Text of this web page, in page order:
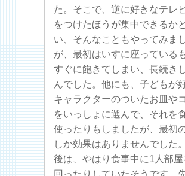
た。そこで、逆に好きなテレ
をつけたほうが集中できるか
い、そんなこともやってみま
が、最初はいすに座っている
すぐに飽きてしまい、長続き
んでした。他にも、子どもが
キャラクターのついたお皿や
をいっしょに選んで、それを
使ったりもしましたが、最初
しか効果はありませんでした
後は、やはり食事中に1人部屋
回ったりしていたそうです。